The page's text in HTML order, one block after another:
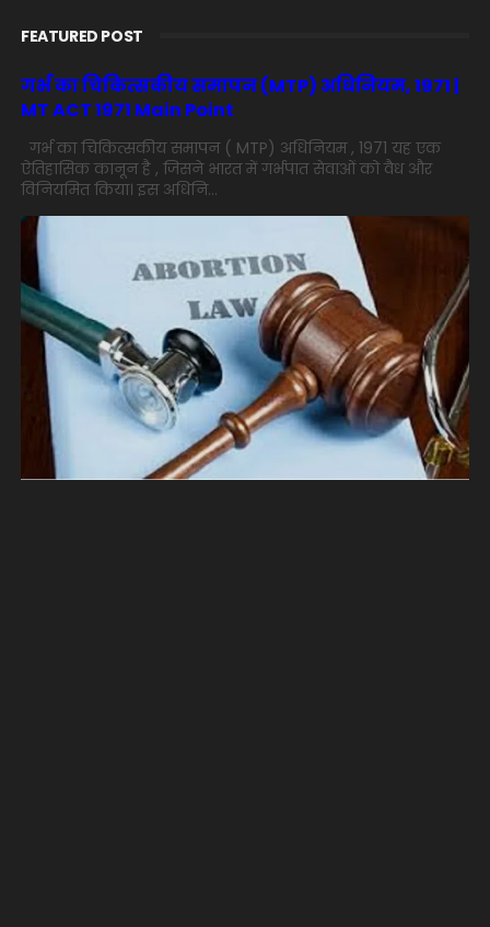
FEATURED POST
गर्भ का चिकित्सकीय समापन (MTP) अधिनियम, 1971 |
MT ACT 1971 Main Point
गर्भ का चिकित्सकीय समापन ( MTP) अधिनियम , 1971 यह एक
ऐतिहासिक कानून है , जिसने भारत में गर्भपात सेवाओं को वैध और
विनियमित किया। इस अधिनि...